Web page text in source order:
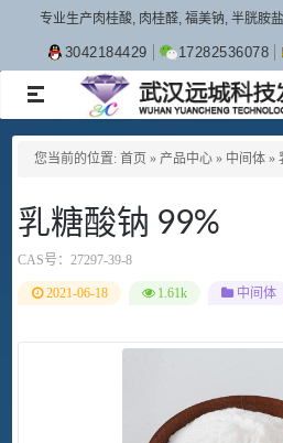
专业生产肉桂酸, 肉桂醛, 福美钠, 半胱胺
3042184429 17282536078
TOGGLE
NAVIGATION
您当前的位置: 首页 » 产品中心 » 中间体 »
乳糖酸钠 99%
CAS号： 27297-39-8
2021-06-18 1.61k 中间体